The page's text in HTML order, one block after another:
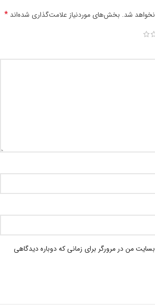
شد. بخش‌های موردنیاز علامت‌گذاری شده‌اند *
من در مرورگر برای زمانی که دوباره دیدگاهی